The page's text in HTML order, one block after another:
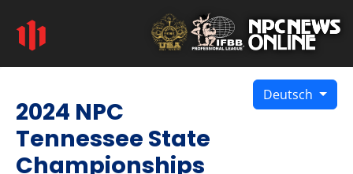
Deutsch
2024 NPC
Tennessee State
Championships